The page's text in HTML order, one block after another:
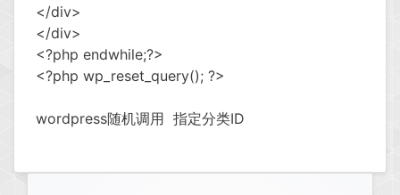
</div>
</div>
<?php endwhile;?>
<?php wp_reset_query(); ?>
wordpress随机调用 指定分类ID